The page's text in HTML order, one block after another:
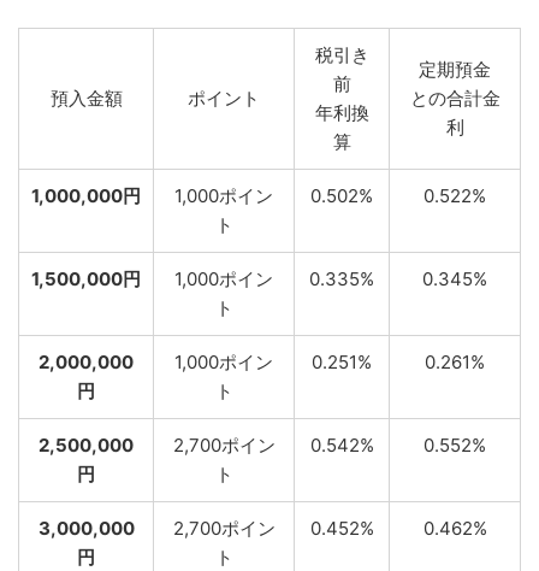
預入金額 ポイント
税引き
前
年利換
算
定期預金
との合計金
利
1,000,000円
1,000ポイン
ト
0.502% 0.522%
1,500,000円
1,000ポイン
ト
0.335% 0.345%
2,000,000
円
1,000ポイン
ト
0.251% 0.261%
2,500,000
円
2,700ポイン
ト
0.542% 0.552%
3,000,000
円
2,700ポイン
ト
0.452% 0.462%